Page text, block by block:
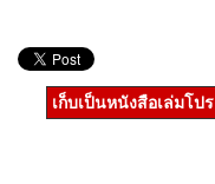
เก็บเป็นหนังสือเล่มโป